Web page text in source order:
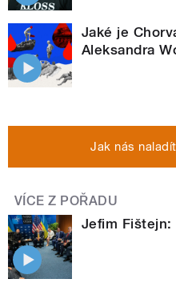
Jaké je
Aleksandra
Jak nás
VÍCE Z POŘADU
Jefim Fištejn: